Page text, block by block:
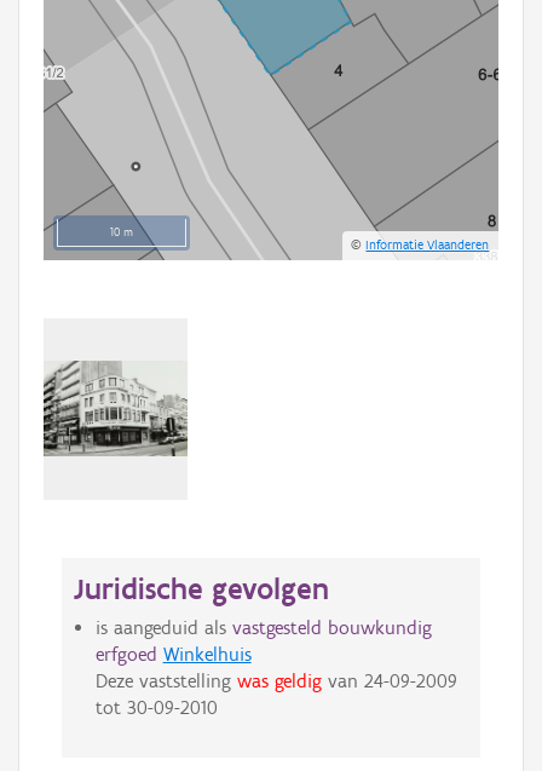
10 m
©Informatie Vlaanderen
Juridische gevolgen
is aangeduid als vastgesteld bouwkundig
erfgoed Winkelhuis
Deze vaststelling was geldigvan 24-09-2009
tot 30-09-2010